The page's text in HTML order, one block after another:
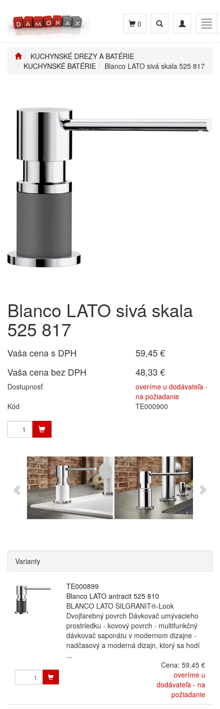
Toggle
navigation
Toggle
search
0
KUCHYNSKÉ DREZY A BATÉRIE
KUCHYNSKÉ BATÉRIE
Blanco LATO sivá skala 525 817
Blanco LATO sivá skala
525 817
Vaša cena s DPH
59,45 €
Vaša cena bez DPH
48,33 €
Dostupnosť
overíme u dodávateľa -
na požiadanie
Kód
TE000900
Varianty
TE000899
Blanco LATO antracit 525 810
BLANCO LATO SILGRANIT®-Look
Dvojfarebný povrch Dávkovač umývacieho
prostriedku - kovový povrch - multifunkčný
dávkovač saponátu v modernom dizajne -
nadčasový a moderná dizajn, ktorý sa hodí
...
Cena: 59,45 €
overíme u
dodávateľa - na
požiadanie